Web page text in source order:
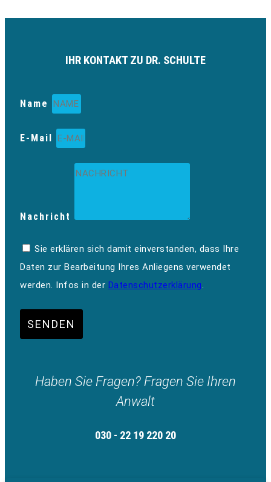
IHR KONTAKT ZU DR. SCHULTE
Name
E-Mail
Nachricht
Sie erklären sich damit einverstanden, dass Ihre
Daten zur Bearbeitung Ihres Anliegens verwendet
werden. Infos in der Datenschutzerklärung.
SENDEN
Haben Sie Fragen? Fragen Sie Ihren
Anwalt
030 - 22 19 220 20